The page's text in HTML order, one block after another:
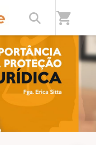
shopping_cart